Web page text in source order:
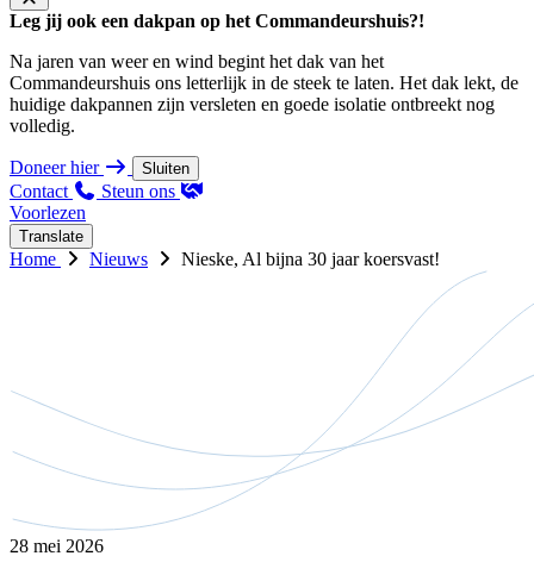
Leg jij ook een dakpan op het Commandeurshuis?!
Na jaren van weer en wind begint het dak van het
Commandeurshuis ons letterlijk in de steek te laten. Het dak lekt, de
huidige dakpannen zijn versleten en goede isolatie ontbreekt nog
volledig.
Doneer hier Sluiten
Contact
Steun ons
Voorlezen
Translate
Home Nieuws Nieske, Al bijna 30 jaar koersvast!
28 mei 2026